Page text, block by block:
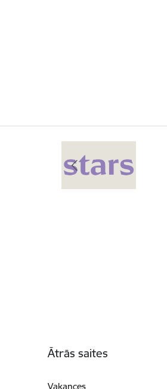
Ātrās saites
Vakances